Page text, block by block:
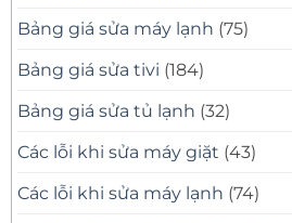
Giỏi,
Bảng giá sửa máy lạnh (75)
Bảng giá sửa tivi (184)
Bảng giá sửa tủ lạnh (32)
Các lỗi khi sửa máy giặt (43)
Các lỗi khi sửa máy lạnh (74)